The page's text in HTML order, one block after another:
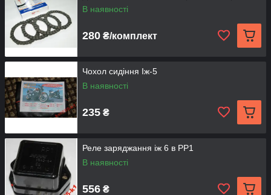
В наявності
280 ₴/комплект
Чохол сидіння Іж-5
В наявності
235 ₴
Реле заряджання іж 6 в РР1
В наявності
556 ₴